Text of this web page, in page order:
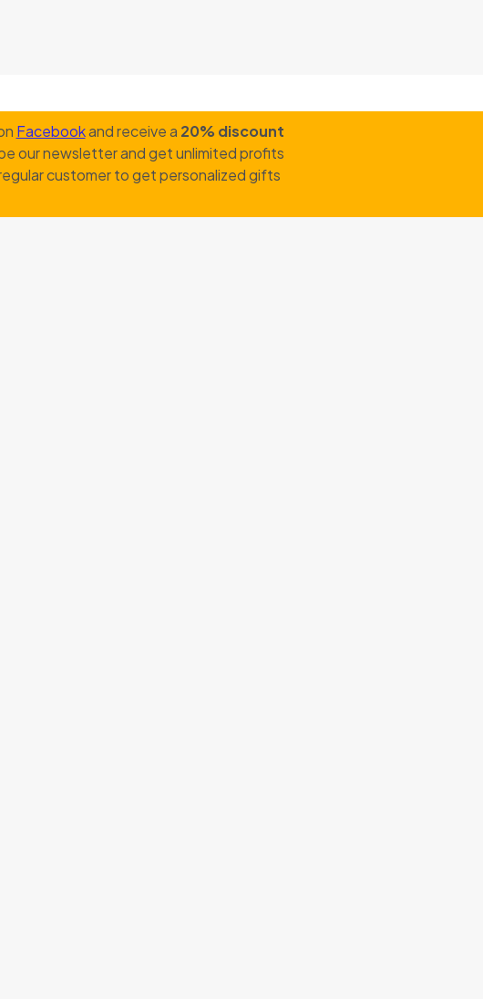
Facebookand receive a 20% discount
our newsletter and get unlimited profits
customer to get personalized gifts